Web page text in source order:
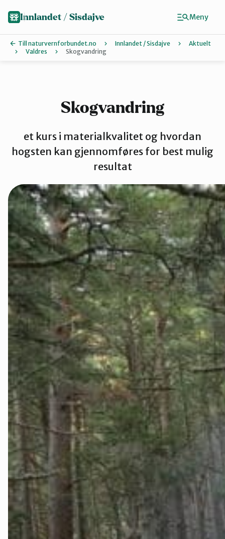
Gausdal
Glåmdal
Gran og
Hamar og
Midt-
Ottadalen
Sør-
Valdres
Innlandet / Sisdajve
Till naturvernforbundet.no Innlandet / Sisdajve
Aktuelt
Valdres
Skogvandring
Skogvandring
et kurs i materialkvalitet og hvordan
hogsten kan gjennomføres for best mulig
resultat